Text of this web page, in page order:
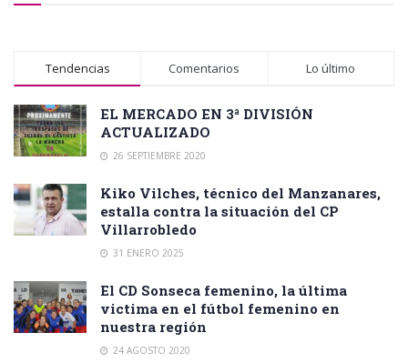
Tendencias Comentarios Lo último
EL MERCADO EN 3ª DIVISIÓN
ACTUALIZADO
26 SEPTIEMBRE 2020
Kiko Vilches, técnico del Manzanares,
estalla contra la situación del CP
Villarrobledo
31 ENERO 2025
El CD Sonseca femenino, la última
victima en el fútbol femenino en
nuestra región
24 AGOSTO 2020